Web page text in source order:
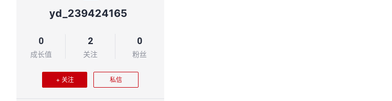
yd_239424165
0
成长值
2
关注
0
粉丝
+ 关注 私信